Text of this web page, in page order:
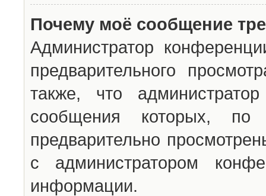
Почему моё сообщение
Администратор
предварительного
также, что
сообщения которых,
предварительно
с администратором
информации.